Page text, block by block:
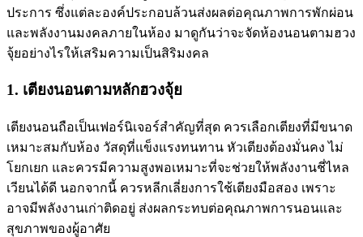
ประการ ซึ่งแต่ละองค์ประกอบล้วนส่งผลต่อคุณภาพการพักผ่อน
และพลังงานมงคลภายในห้อง มาดูกันว่าจะจัดห้องนอนตามฮวง
จุ้ยอย่างไรให้เสริมความเป็นสิริมงคล
1. เตียงนอนตามหลักฮวงจุ้ย
เตียงนอนถือเป็นเฟอร์นิเจอร์สำคัญที่สุด ควรเลือกเตียงที่มีขนาด
เหมาะสมกับห้อง วัสดุที่แข็งแรงทนทาน หัวเตียงต้องมั่นคง ไม่
โยกเยก และควรมีความสูงพอเหมาะที่จะช่วยให้พลังงานชี่ไหล
เวียนได้ดี นอกจากนี้ ควรหลีกเลี่ยงการใช้เตียงมือสอง เพราะ
อาจมีพลังงานเก่าติดอยู่ ส่งผลกระทบต่อคุณภาพการนอนและ
สุขภาพของผู้อาศัย